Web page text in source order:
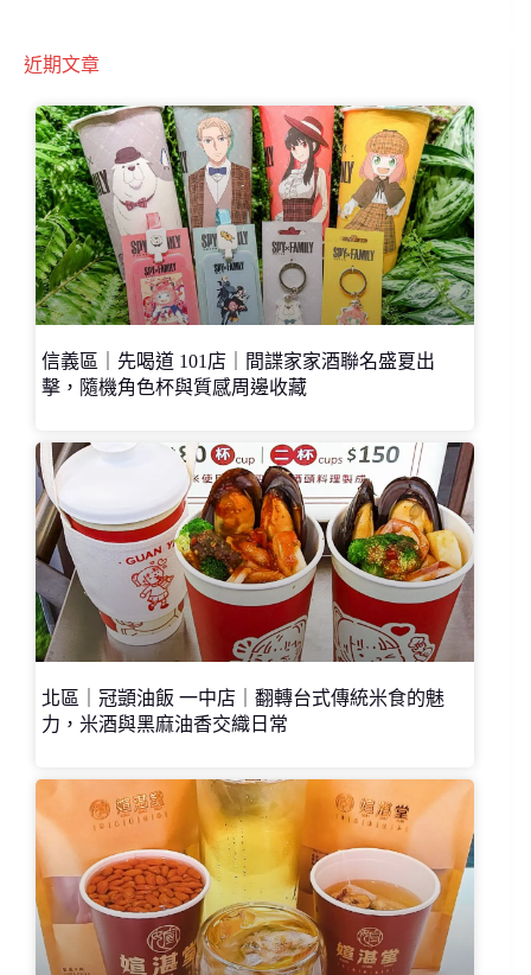
近期文章
信義區｜先喝道 101店｜間諜家家酒聯名盛夏出
擊，隨機角色杯與質感周邊收藏
北區｜冠顗油飯 一中店｜翻轉台式傳統米食的魅
力，米酒與黑麻油香交織日常